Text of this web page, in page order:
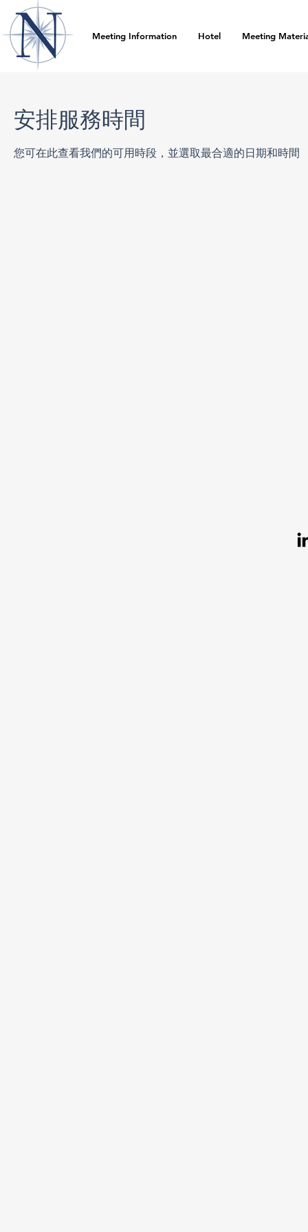
Meeting Information Hotel Meeting
安排服務時間
您可在此查看我們的可用時段，並選取最合適的日期和時間